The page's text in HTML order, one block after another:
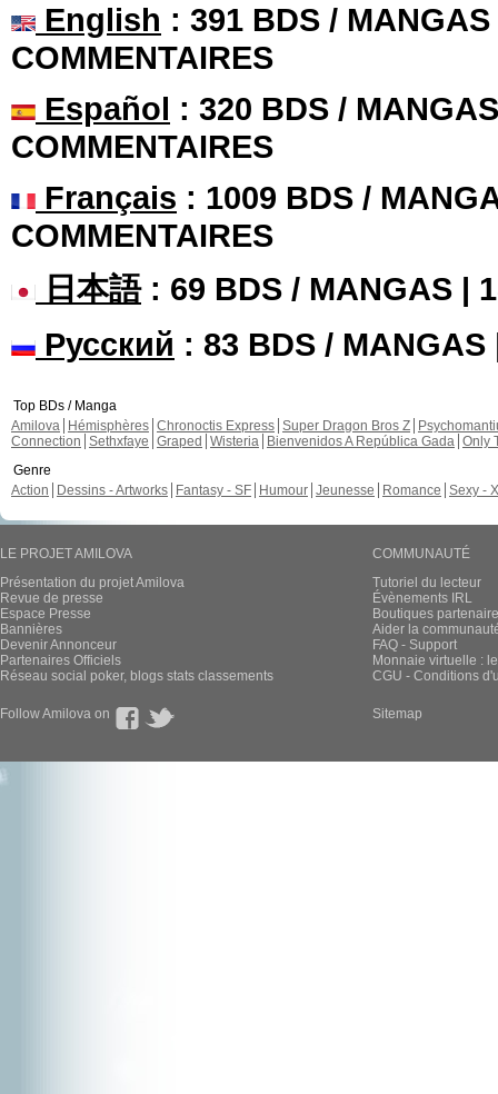
English : 391 BDS /
COMMENTAIRES
Español : 320 BDS /
COMMENTAIRES
Français : 1009 BDS /
COMMENTAIRES
日本語: 69 BDS / MANGAS |
Русский : 83 BDS / MANGAS
Top BDs / Manga
Amilova
Hémisphères Chronoctis Express Super Dragon Bros Z
Connection Sethxfaye Graped Wisteria Bienvenidos A República Gada Only
Genre
Action
Dessins - Artworks Fantasy - SF Humour Jeunesse Romance Sexy -
LE PROJET AMILOVA
Présentation du projet Amilova
Revue de presse
Espace Presse
Bannières
Devenir Annonceur
Partenaires Officiels
Réseau social poker, blogs stats classements
COMMUNAUTÉ
Tutoriel du lecteur
Évènements IRL
Boutiques
Aider la
FAQ - Support
Monnaie virtuelle :
CGU - Conditions
Follow Amilova on Sitemap